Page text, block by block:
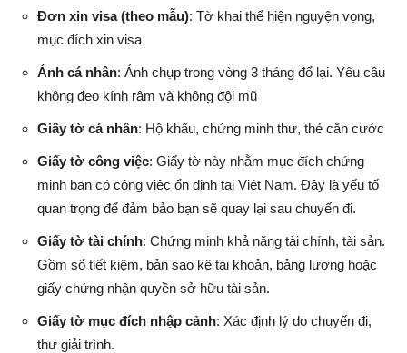
Đơn xin visa (theo mẫu): Tờ khai thể hiện nguyện vọng,
mục đích xin visa
Ảnh cá nhân: Ảnh chụp trong vòng 3 tháng đổ lại. Yêu cầu
không đeo kính râm và không đội mũ
Giấy tờ cá nhân: Hộ khẩu, chứng minh thư, thẻ căn cước
Giấy tờ công việc: Giấy tờ này nhằm mục đích chứng
minh bạn có công việc ổn định tại Việt Nam. Đây là yếu tố
quan trọng để đảm bảo bạn sẽ quay lại sau chuyến đi.
Giấy tờ tài chính: Chứng minh khả năng tài chính, tài sản.
Gồm sổ tiết kiệm, bản sao kê tài khoản, bảng lương hoặc
giấy chứng nhận quyền sở hữu tài sản.
Giấy tờ mục đích nhập cảnh: Xác định lý do chuyến đi,
thư giải trình.